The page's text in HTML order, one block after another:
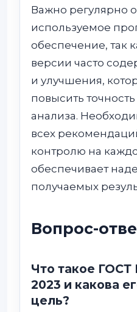
Важно регулярно
используемое
обеспечение, так
версии часто
и улучшения,
повысить
анализа.
всех
контролю на
обеспечивает
получаемых
Вопрос-
Что такое ГОСТ
2023 и какова
цель?